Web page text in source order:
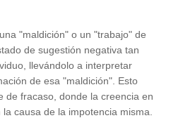
"maldición" o un "trabajo" de
de sugestión negativa tan
llevándolo a interpretar
de esa "maldición". Esto
de fracaso, donde la creencia en
causa de la impotencia misma.